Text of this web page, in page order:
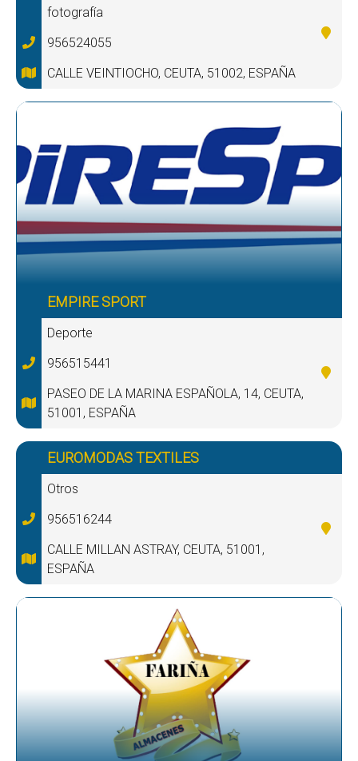
fotografía
956524055
CALLE VEINTIOCHO, CEUTA, 51002, ESPAÑA
EMPIRE SPORT
Deporte
956515441
PASEO DE LA MARINA ESPAÑOLA, 14, CEUTA,
51001, ESPAÑA
EUROMODAS TEXTILES
Otros
956516244
CALLE MILLAN ASTRAY, CEUTA, 51001,
ESPAÑA